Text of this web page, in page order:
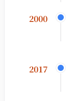
2000
2017